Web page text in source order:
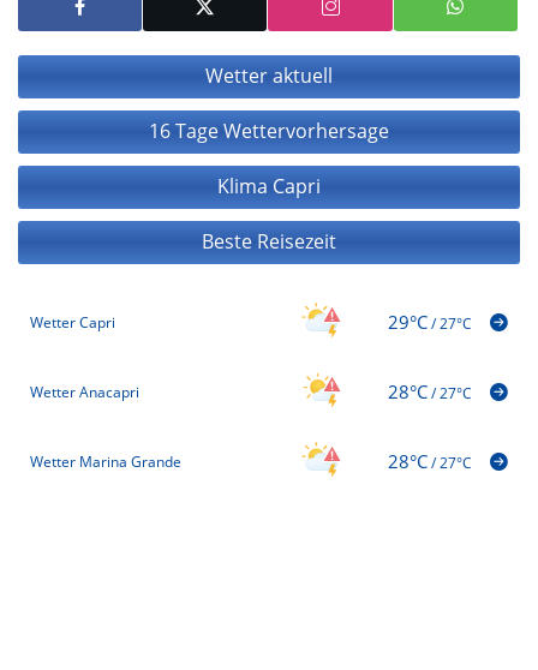
Wetter aktuell
16 Tage Wettervorhersage
Klima Capri
Beste Reisezeit
Wetter Capri 29°C/27°C
Wetter Anacapri 28°C/27°C
Wetter Marina Grande 28°C/27°C